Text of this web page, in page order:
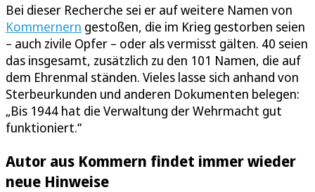
Bei dieser Recherche sei er auf weitere Namen von
Kommernern gestoßen, die im Krieg gestorben seien
– auch zivile Opfer – oder als vermisst gälten. 40 seien
das insgesamt, zusätzlich zu den 101 Namen, die auf
dem Ehrenmal ständen. Vieles lasse sich anhand von
Sterbeurkunden und anderen Dokumenten belegen:
„Bis 1944 hat die Verwaltung der Wehrmacht gut
funktioniert.“
Autor aus Kommern findet immer wieder
neue Hinweise